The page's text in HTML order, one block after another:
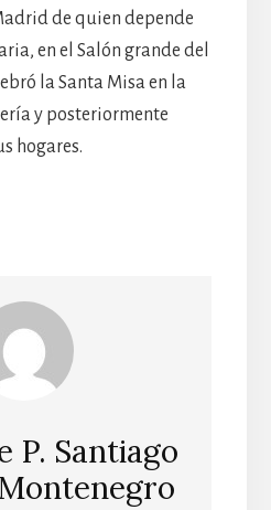
de quien depende
en el Salón grande del
la Santa Misa en la
y posteriormente
hogares.
P. Santiago